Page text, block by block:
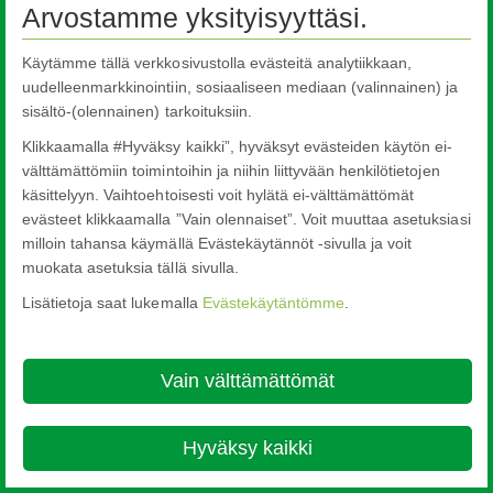
Arvostamme yksityisyyttäsi.
Käytämme tällä verkkosivustolla evästeitä analytiikkaan,
uudelleenmarkkinointiin, sosiaaliseen mediaan (valinnainen) ja
sisältö-(olennainen) tarkoituksiin.
Klikkaamalla #Hyväksy kaikki”, hyväksyt evästeiden käytön ei-
välttämättömiin toimintoihin ja niihin liittyvään henkilötietojen
käsittelyyn. Vaihtoehtoisesti voit hylätä ei-välttämättömät
evästeet klikkaamalla ”Vain olennaiset”. Voit muuttaa asetuksiasi
milloin tahansa käymällä Evästekäytännöt -sivulla ja voit
muokata asetuksia tällä sivulla.
Lisätietoja saat lukemalla Evästekäytäntömme
Vain välttämättömät
Hyväksy kaikki